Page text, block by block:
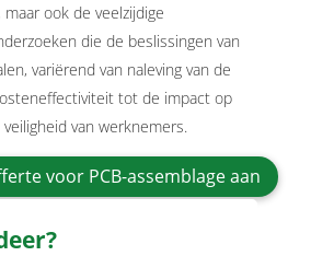
ook de veelzijdige
die de beslissingen van
variërend van naleving van de
tot de impact op
van werknemers.
voor PCB-assemblage aan